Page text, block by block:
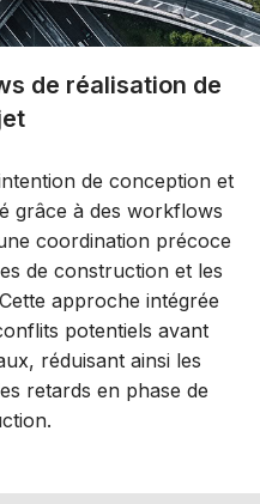
de réalisation de
de conception et
grâce à des workflows
coordination précoce
de construction et les
approche intégrée
potentiels avant
réduisant ainsi les
retards en phase de